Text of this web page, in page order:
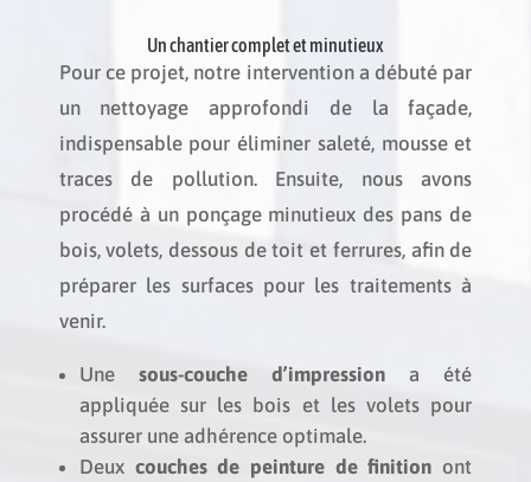
Un chantier complet et minutieux
Pour ce projet, notre intervention a débuté par
un nettoyage approfondi de la façade,
indispensable pour éliminer saleté, mousse et
traces de pollution. Ensuite, nous avons
procédé à un ponçage minutieux des pans de
bois, volets, dessous de toit et ferrures, afin de
préparer les surfaces pour les traitements à
venir.
Une sous-couche d’impression a été
appliquée sur les bois et les volets pour
assurer une adhérence optimale.
Deux couches de peinture de finition ont